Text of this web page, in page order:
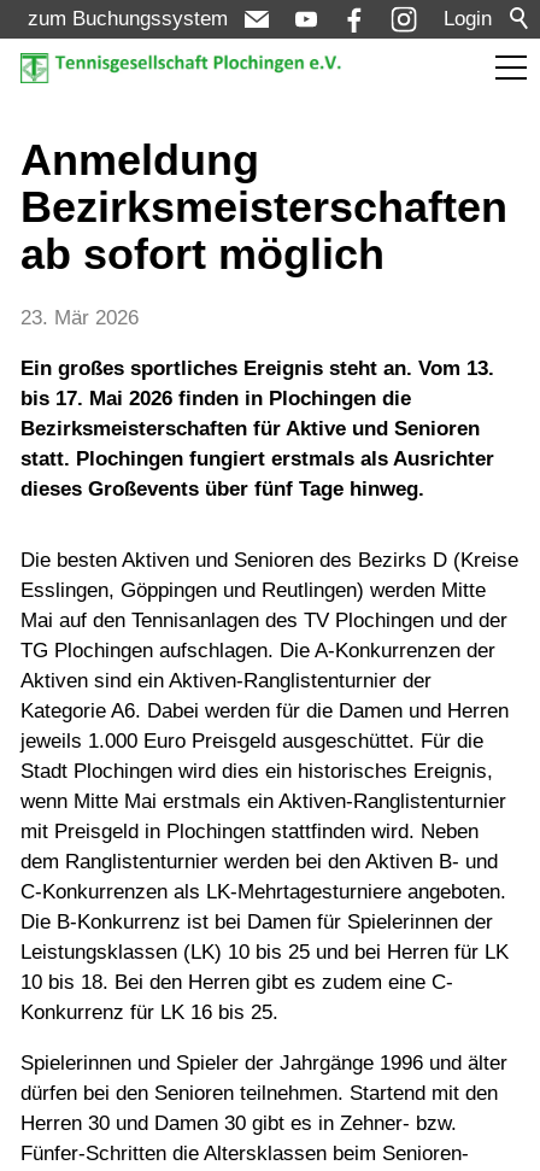
Login
zum Buchungssystem
Aktuelles
Meldungen
Termine
Turniere
Verein
Mannschaften
Jugend
Training
Gaststätte
Anmeldung
Bezirksmeisterschaften
ab sofort möglich
23. Mär 2026
Ein großes sportliches Ereignis steht an. Vom 13.
bis 17. Mai 2026 finden in Plochingen die
Bezirksmeisterschaften für Aktive und Senioren
statt. Plochingen fungiert erstmals als Ausrichter
dieses Großevents über fünf Tage hinweg.
Die besten Aktiven und Senioren des Bezirks D (Kreise
Esslingen, Göppingen und Reutlingen) werden Mitte
Mai auf den Tennisanlagen des TV Plochingen und der
TG Plochingen aufschlagen. Die A-Konkurrenzen der
Aktiven sind ein Aktiven-Ranglistenturnier der
Kategorie A6. Dabei werden für die Damen und Herren
jeweils 1.000 Euro Preisgeld ausgeschüttet. Für die
Stadt Plochingen wird dies ein historisches Ereignis,
wenn Mitte Mai erstmals ein Aktiven-Ranglistenturnier
mit Preisgeld in Plochingen stattfinden wird. Neben
dem Ranglistenturnier werden bei den Aktiven B- und
C-Konkurrenzen als LK-Mehrtagesturniere angeboten.
Die B-Konkurrenz ist bei Damen für Spielerinnen der
Leistungsklassen (LK) 10 bis 25 und bei Herren für LK
10 bis 18. Bei den Herren gibt es zudem eine C-
Konkurrenz für LK 16 bis 25.
Spielerinnen und Spieler der Jahrgänge 1996 und älter
dürfen bei den Senioren teilnehmen. Startend mit den
Herren 30 und Damen 30 gibt es in Zehner- bzw.
Fünfer-Schritten die Altersklassen beim Senioren-